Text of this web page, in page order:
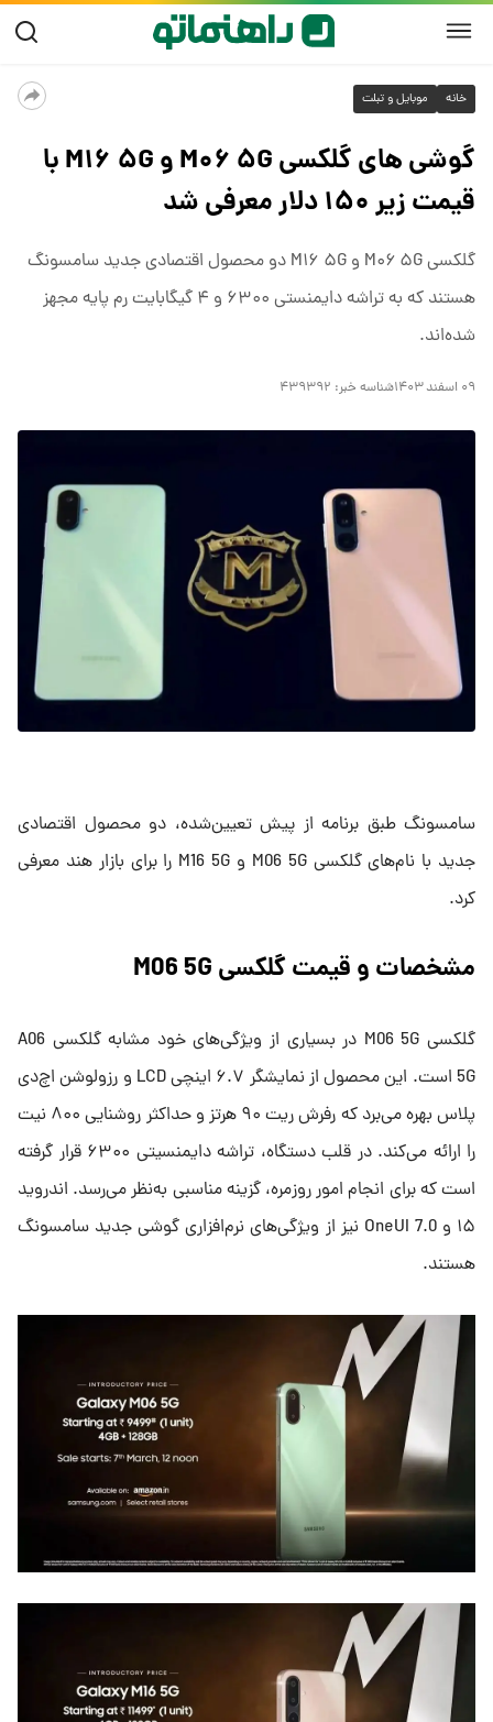
خانه موبایل و تبلت
گوشی های گلکسی M۰۶ ۵G و M۱۶ ۵G با
قیمت زیر ۱۵۰ دلار معرفی شد
گلکسی M۰۶ ۵G و M۱۶ ۵G دو محصول اقتصادی جدید سامسونگ
هستند که به تراشه دایمنستی ۶۳۰۰ و ۴ گیگابایت رم پایه مجهز
شده‌اند.
۰۹ اسفند ۱۴۰۳ شناسه خبر: ۴۳۹۳۹۲
سامسونگ طبق برنامه از پیش تعیین‌شده، دو محصول اقتصادی
جدید با نام‌های گلکسی M06 5G و M16 5G را برای بازار هند معرفی
کرد.
مشخصات و قیمت گلکسی M06 5G
گلکسی M06 5G در بسیاری از ویژگی‌های خود مشابه گلکسی A06
5G است. این محصول از نمایشگر ۶.۷ اینچی LCD و رزولوشن اچ‌دی
پلاس بهره می‌برد که رفرش ریت ۹۰ هرتز و حداکثر روشنایی ۸۰۰ نیت
را ارائه می‌کند. در قلب دستگاه، تراشه دایمنسیتی ۶۳۰۰ قرار گرفته
است که برای انجام امور روزمره، گزینه مناسبی به‌نظر می‌رسد. اندروید
۱۵ و OneUI 7.0 نیز از ویژگی‌های نرم‌افزاری گوشی جدید سامسونگ
هستند.